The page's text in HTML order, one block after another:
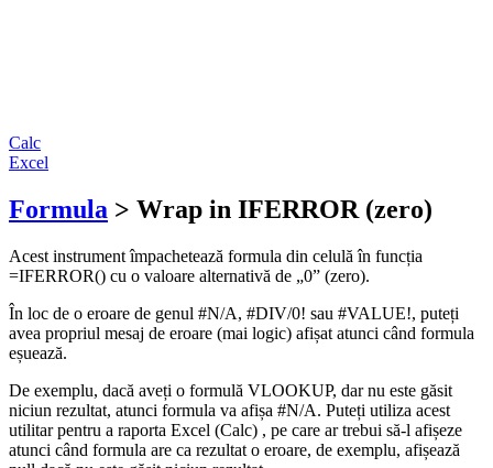
Calc
Excel
Formula > Wrap in IFERROR (zero)
Acest instrument împachetează formula din celulă în funcția
=IFERROR() cu o valoare alternativă de „0” (zero).
În loc de o eroare de genul #N/A, #DIV/0! sau #VALUE!, puteți
avea propriul mesaj de eroare (mai logic) afișat atunci când formula
eșuează.
De exemplu, dacă aveți o formulă VLOOKUP, dar nu este găsit
niciun rezultat, atunci formula va afișa #N/A. Puteți utiliza acest
utilitar pentru a raporta Excel (Calc) , pe care ar trebui să-l afișeze
atunci când formula are ca rezultat o eroare, de exemplu, afișează